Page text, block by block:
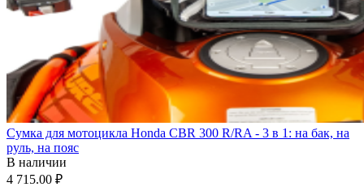
Сумка для мотоцикла Honda CBR 300 R/RA - 3 в 1: на бак, на
руль, на пояс
В наличии
4 715.00 ₽